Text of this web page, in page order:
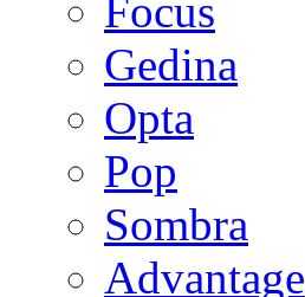
Focus
Gedina
Opta
Pop
Sombra
Advantage